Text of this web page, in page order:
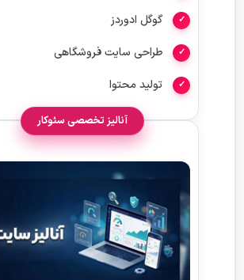
گوگل ادوردز
طراحی سایت فروشگاهی
تولید محتوا
آنالیز تخصصی سئوکار